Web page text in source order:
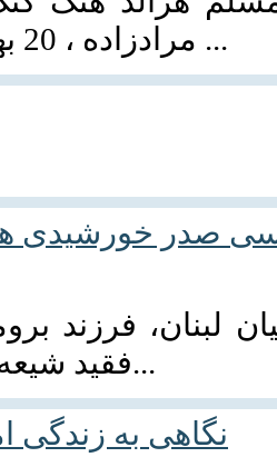
مرادزاده ، 20 بهمن 1383 مقاله ...
صدر خورشیدی
لبنان‏، فرزند
فقید شیعه‏، مرحوم آیةالله...
نگاهی به